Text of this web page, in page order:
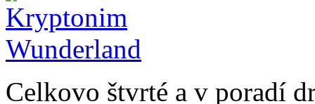
Celkovo štvrté a v poradí